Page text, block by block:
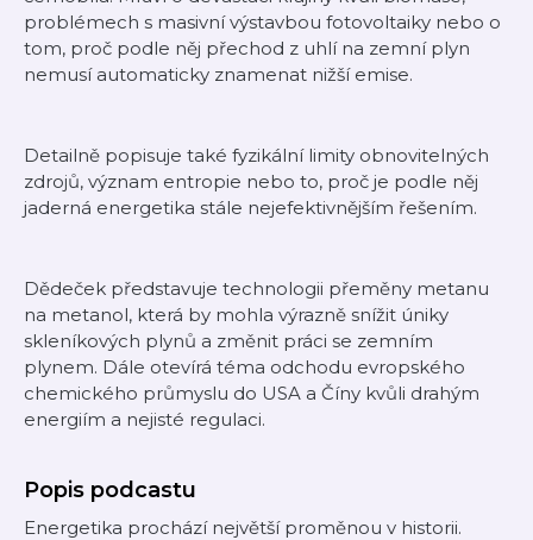
problémech s masivní výstavbou fotovoltaiky nebo o
tom, proč podle něj přechod z uhlí na zemní plyn
nemusí automaticky znamenat nižší emise.
Detailně popisuje také fyzikální limity obnovitelných
zdrojů, význam entropie nebo to, proč je podle něj
jaderná energetika stále nejefektivnějším řešením.
Dědeček představuje technologii přeměny metanu
na metanol, která by mohla výrazně snížit úniky
skleníkových plynů a změnit práci se zemním
plynem. Dále otevírá téma odchodu evropského
chemického průmyslu do USA a Číny kvůli drahým
energiím a nejisté regulaci.
Popis podcastu
Energetika prochází největší proměnou v historii.